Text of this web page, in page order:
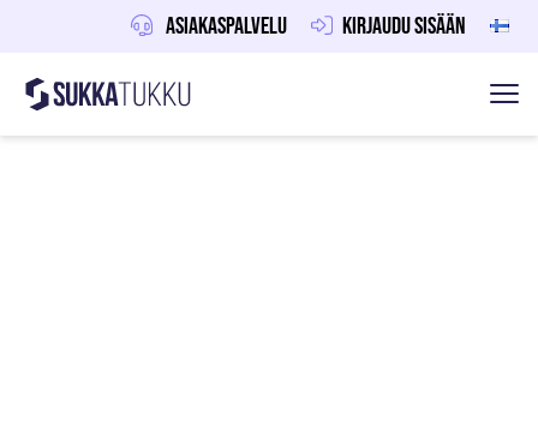
Asiakaspalvelu Kirjaudu sisään
Hoppa till innehåll
Sukkatukku